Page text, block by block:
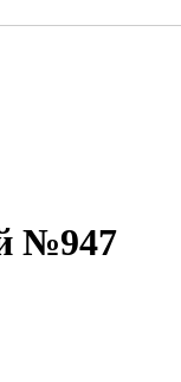
№947